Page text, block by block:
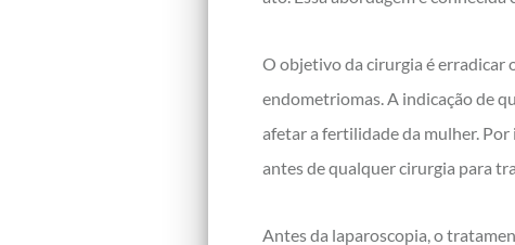
O objetivo da cirurgia é erradicar
endometriomas. A indicação de
afetar a fertilidade da mulher.
antes de qualquer cirurgia para
Antes da laparoscopia, o